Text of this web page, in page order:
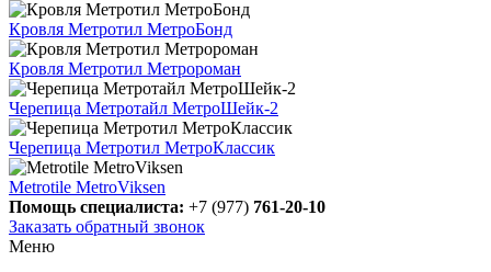
Кровля Метротил МетроБонд
Кровля Метротил Метророман
Черепица Метротайл МетроШейк-2
Черепица Метротил МетроКлассик
Metrotile MetroViksen
Помощь специалиста: +7 (977) 761-20-10
Заказать обратный звонок
Меню